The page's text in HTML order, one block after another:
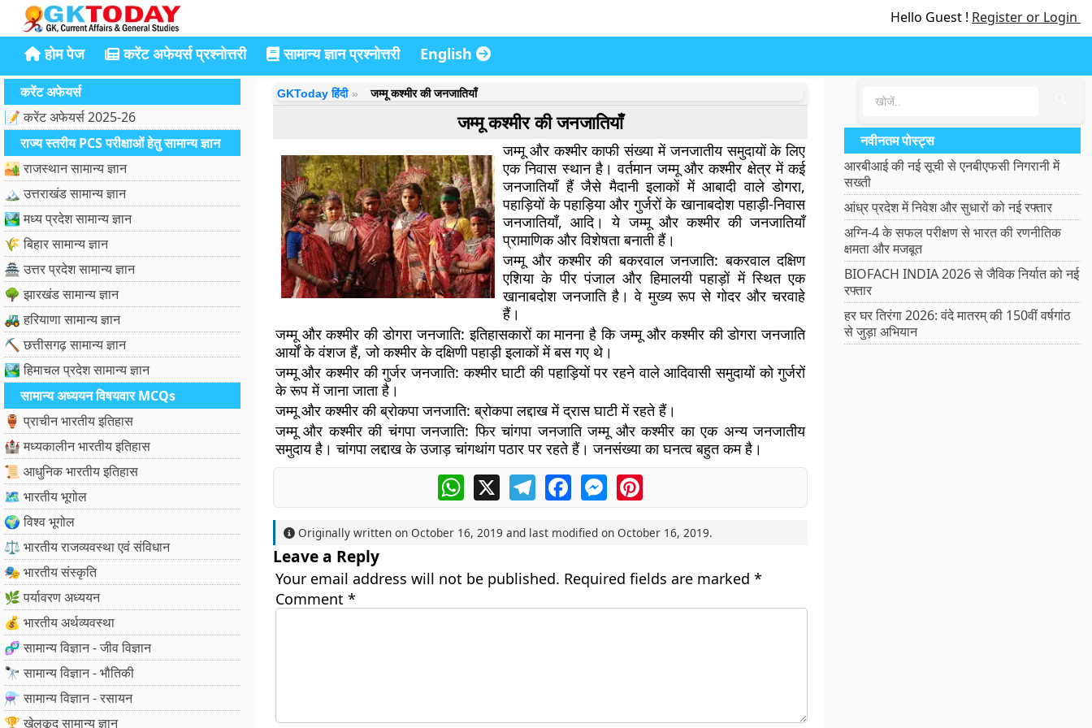
Hello Guest ! Register or Login
होम पेज करेंट अफेयर्स प्रश्नोत्तरी सामान्य ज्ञान प्रश्नोत्तरी English
करेंट अफेयर्स
📝 करेंट अफेयर्स 2025-26
राज्य स्तरीय PCS परीक्षाओं हेतु सामान्य ज्ञान
🏜️ राजस्थान सामान्य ज्ञान
🏔️ उत्तराखंड सामान्य ज्ञान
🏞️ मध्य प्रदेश सामान्य ज्ञान
🌾 बिहार सामान्य ज्ञान
🏯 उत्तर प्रदेश सामान्य ज्ञान
🌳 झारखंड सामान्य ज्ञान
🚜 हरियाणा सामान्य ज्ञान
⛏️ छत्तीसगढ़ सामान्य ज्ञान
🏞️ हिमाचल प्रदेश सामान्य ज्ञान
सामान्य अध्ययन विषयवार MCQs
🏺 प्राचीन भारतीय इतिहास
🏰 मध्यकालीन भारतीय इतिहास
📜 आधुनिक भारतीय इतिहास
🗺️ भारतीय भूगोल
🌍 विश्व भूगोल
⚖️ भारतीय राजव्यवस्था एवं संविधान
🎭 भारतीय संस्कृति
🌿 पर्यावरण अध्ययन
💰 भारतीय अर्थव्यवस्था
🧬 सामान्य विज्ञान - जीव विज्ञान
🔭 सामान्य विज्ञान - भौतिकी
⚗️ सामान्य विज्ञान - रसायन
🏆 खेलकूद सामान्य ज्ञान
GKToday हिंदी जम्मू कश्मीर की जनजातियाँ
जम्मू कश्मीर की जनजातियाँ
जम्मू और कश्मीर काफी संख्या में जनजातीय समुदायों के लिए
एक निवास स्थान है। वर्तमान जम्मू और कश्मीर क्षेत्र में कई
जनजातियाँ हैं जैसे मैदानी इलाकों में आबादी वाले डोगरा,
पहाड़ियों के पहाड़िया और गुर्जरों के खानाबदोश पहाड़ी-निवास
जनजातियाँ, आदि। ये जम्मू और कश्मीर की जनजातियाँ
प्रामाणिक और विशेषता बनाती हैं।
जम्मू और कश्मीर की बकरवाल जनजाति:बकरवाल दक्षिण
एशिया के पीर पंजाल और हिमालयी पहाड़ों में स्थित एक
खानाबदोश जनजाति है। वे मुख्य रूप से गोदर और चरवाहे
हैं।
जम्मू और कश्मीर की डोगरा जनजाति: इतिहासकारों का मानना ​​है कि जम्मू और कश्मीर की डोगरा जनजाति
आर्यों के वंशज हैं, जो कश्मीर के दक्षिणी पहाड़ी इलाकों में बस गए थे।
जम्मू और कश्मीर की गुर्जर जनजाति:कश्मीर घाटी की पहाड़ियों पर रहने वाले आदिवासी समुदायों को गुर्जरों
के रूप में जाना जाता है।
जम्मू और कश्मीर की ब्रोकपा जनजाति:ब्रोकपा लद्दाख में द्रास घाटी में रहते हैं।
जम्मू और कश्मीर की चंगपा जनजाति: फिर चांगपा जनजाति जम्मू और कश्मीर का एक अन्य जनजातीय
समुदाय है। चांगपा लद्दाख के उजाड़ चांगथांग पठार पर रहते हैं। जनसंख्या का घनत्व बहुत कम है।
WhatsApp
X TelegramFacebookMessengerPinterest
Originally written on October 16, 2019 and last modified on October 16, 2019.
Leave a Reply
Your email address will not be published. Required fields are marked *
Comment *
नवीनतम पोस्ट्स
आरबीआई की नई सूची से एनबीएफसी निगरानी में
सख्ती
आंध्र प्रदेश में निवेश और सुधारों को नई रफ्तार
अग्नि-4 के सफल परीक्षण से भारत की रणनीतिक
क्षमता और मजबूत
BIOFACH INDIA 2026 से जैविक निर्यात को नई
रफ्तार
हर घर तिरंगा 2026: वंदे मातरम् की 150वीं वर्षगांठ
से जुड़ा अभियान